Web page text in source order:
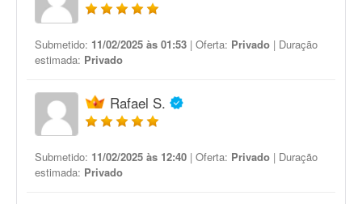
Submetido: 11/02/2025 às 01:53 | Oferta: Privado | Duração
estimada: Privado
Rafael S.
Submetido: 11/02/2025 às 12:40 | Oferta: Privado | Duração
estimada: Privado